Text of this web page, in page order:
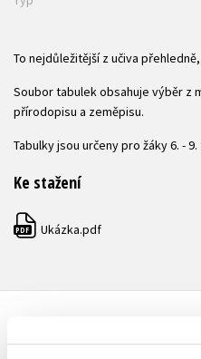
To nejdůležitější z učiva
Soubor tabulek obsahuje výběr z
přírodopisu a zeměpisu.
Tabulky jsou určeny pro žáky 6. -
Ke stažení
PDF Ukázka.pdf
HODNOCENÍ ČTENÁŘŮ